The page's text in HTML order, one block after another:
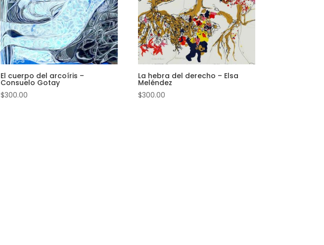
El cuerpo del arcoíris –
Consuelo Gotay
$300.00
La hebra del derecho – Elsa
Meléndez
$300.00